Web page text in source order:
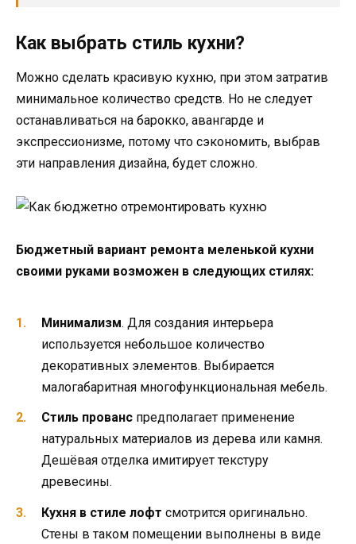
Как выбрать стиль кухни?
Можно сделать красивую кухню, при этом затратив
минимальное количество средств. Но не следует
останавливаться на барокко, авангарде и
экспрессионизме, потому что сэкономить, выбрав
эти направления дизайна, будет сложно.
Бюджетный вариант ремонта меленькой кухни
своими руками возможен в следующих стилях:
Минимализм. Для создания интерьера
используется небольшое количество
декоративных элементов. Выбирается
малогабаритная многофункциональная мебель.
Стиль прованс предполагает применение
натуральных материалов из дерева или камня.
Дешёвая отделка имитирует текстуру
древесины.
Кухня в стиле лофт смотрится оригинально.
Стены в таком помещении выполнены в виде